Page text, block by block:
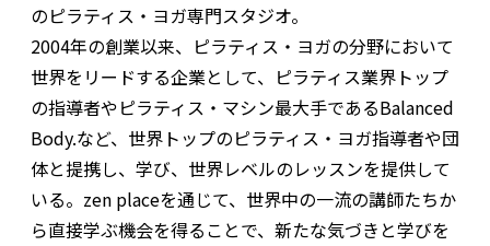
のピラティス・ヨガ専⾨スタジオ。
2004年の創業以来、ピラティス・ヨガの分野において
世界をリードする企業として、ピラティス業界トップ
の指導者やピラティス・マシン最⼤⼿であるBalanced
Body.など、世界トップのピラティス・ヨガ指導者や団
体と提携し、学び、世界レベルのレッスンを提供して
いる。zen placeを通じて、世界中の⼀流の講師たちか
ら直接学ぶ機会を得ることで、新たな気づきと学びを